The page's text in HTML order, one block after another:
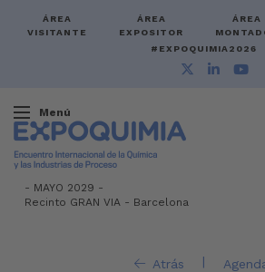
ÁREA
VISITANTE
ÁREA
EXPOSITOR
ÁREA
#EXPOQUIMIA2026
Menú
- MAYO 2029 -
Recinto GRAN VIA - Barcelona
Atrás |